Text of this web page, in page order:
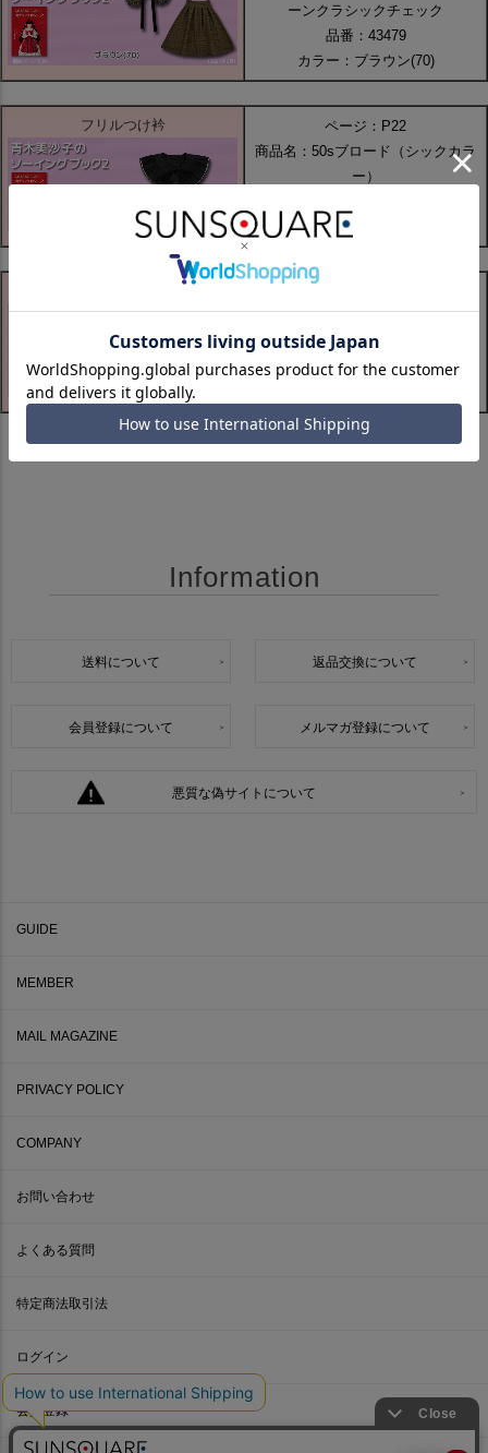
ーンクラシックチェック
品番：43479
カラー：ブラウン(70)
フリルつけ衿
ページ：P22
商品名：50sブロード（シックカラ
ー）
カラー：ピュアブラック(500T)
巻きバラリボンクリップ
商品名：ポリエステルサテン(ピン
ク・パープル系）
品番：41117-c
Information
送料について 返品交換について
会員登録について メルマガ登録について
悪質な偽サイトについて
GUIDE
MEMBER
MAIL MAGAZINE
PRIVACY POLICY
COMPANY
お問い合わせ
よくある質問
特定商法取引法
ログイン
会員登録